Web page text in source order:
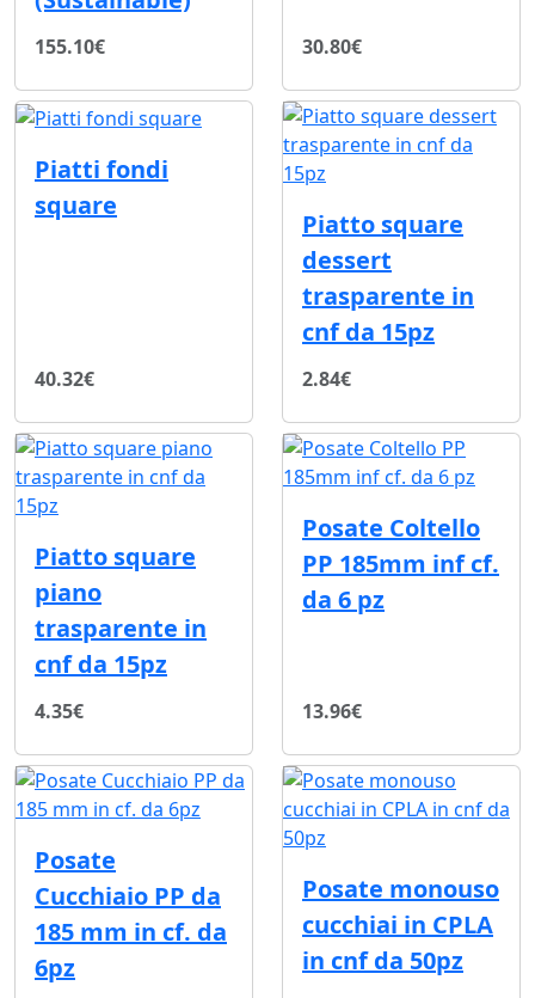
155.10€ 30.80€
Piatti fondi
square
40.32€
Piatto square
dessert
trasparente in
cnf da 15pz
2.84€
Piatto square
piano
trasparente in
cnf da 15pz
4.35€
Posate Coltello
PP 185mm inf cf.
da 6 pz
13.96€
Posate
Cucchiaio PP da
185 mm in cf. da
6pz
Posate monouso
cucchiai in CPLA
in cnf da 50pz